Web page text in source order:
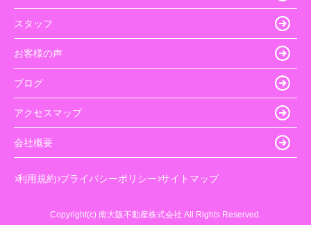
スタッフ
お客様の声
ブログ
アクセスマップ
会社概要
利用規約 プライバシーポリシー サイトマップ
Copyright(c) 南大阪不動産株式会社 All Rights Reserved.